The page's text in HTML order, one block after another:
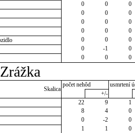
0 0
0
0 0
0
0 0
0
0 0
0
0 0
0
0 -1
0
0 0 0
Skalica
počet nehôd
usmrtení
+/-
22 9
1
8 4
0
0 -2
0
1 1
0